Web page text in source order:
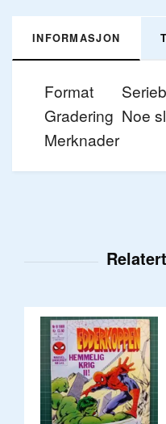
INFORMASJON
Format
Gradering Noe
Merknader